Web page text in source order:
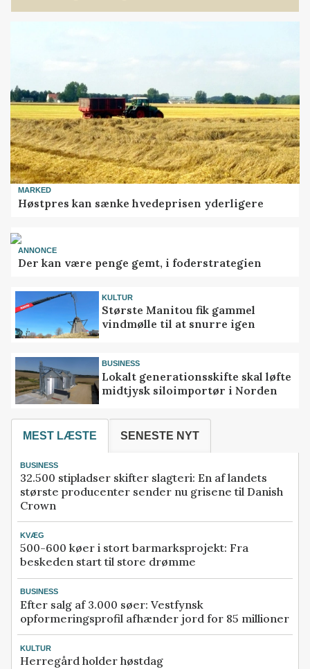
MARKED
Høstpres kan sænke hvedeprisen yderligere
ANNONCE
Der kan være penge gemt, i foderstrategien
KULTUR
Største Manitou fik gammel
vindmølle til at snurre igen
BUSINESS
Lokalt generationsskifte skal løfte
midtjysk siloimportør i Norden
MEST LÆSTE SENESTE NYT
BUSINESS
32.500 stipladser skifter slagteri: En af landets
største producenter sender nu grisene til Danish
Crown
KVÆG
500-600 køer i stort barmarksprojekt: Fra
beskeden start til store drømme
BUSINESS
Efter salg af 3.000 søer: Vestfynsk
opformeringsprofil afhænder jord for 85 millioner
KULTUR
Herregård holder høstdag